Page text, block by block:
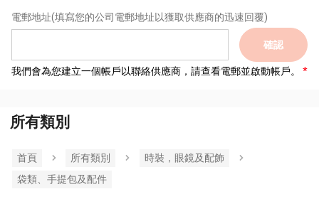
電郵地址(填寫您的公司電郵地址以獲取供應商的迅速回覆)
確認
我們會為您建立一個帳戶以聯絡供應商，請查看電郵並啟動帳戶。
所有類別
首頁 所有類別
時裝，眼鏡及配飾
袋類、手提包及配件